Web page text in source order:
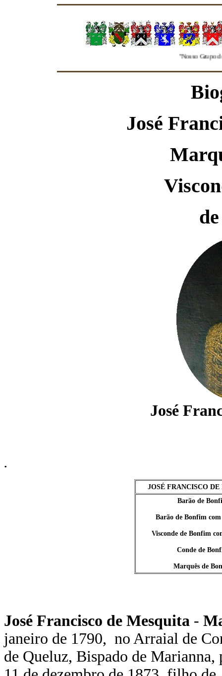
"Nosso Grupo de
José
José
.
JOSÉ FRANCISCO
Barão de
Barão de Bonfim
Visconde de Bonfim
Conde de
Marquês de
José Francisco de Mesquita -
janeiro de 1790, no Arraial de
de Queluz, Bispado de